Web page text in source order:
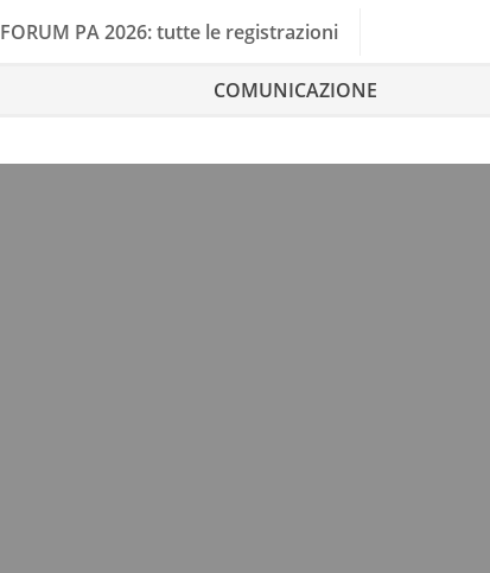
FORUM PA 2026: tutte le registrazioni
COMUNICAZIONE